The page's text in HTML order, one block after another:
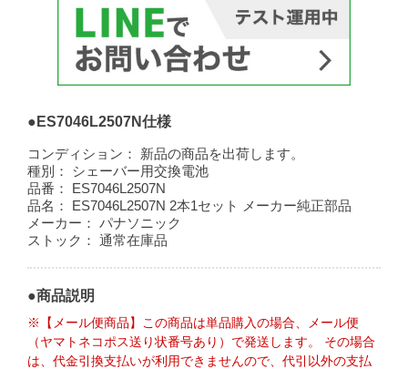
●ES7046L2507N仕様
コンディション：
新品の商品を出荷します。
種別：
シェーバー用交換電池
品番：
ES7046L2507N
品名：
ES7046L2507N 2本1セット メーカー純正部品
メーカー：
パナソニック
ストック：
通常在庫品
●商品説明
※【メール便商品】この商品は単品購入の場合、メール便
（ヤマトネコポス送り状番号あり）で発送します。 その場合
は、代金引換支払いが利用できませんので、代引以外の支払